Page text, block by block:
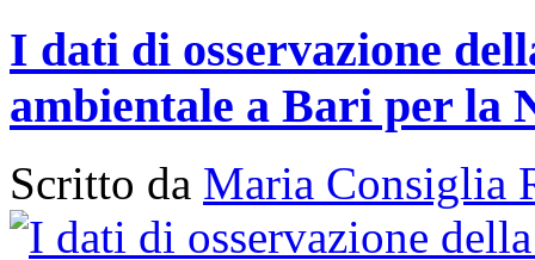
I dati di osservazione
ambientale a Bari per la
Scritto da Maria Consiglia